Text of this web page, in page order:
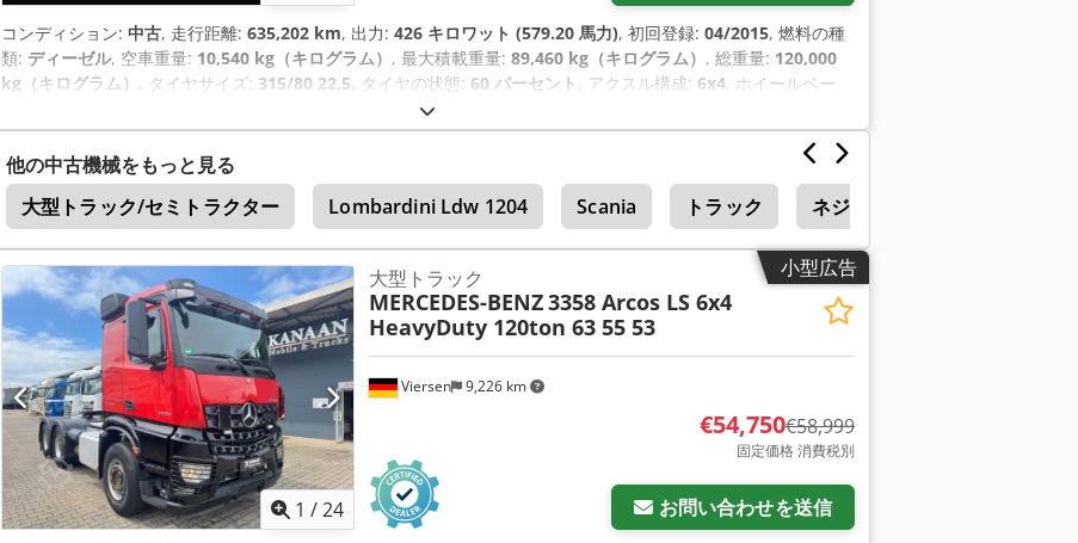
コンディション: 中古, 走行距離: 635,202 km, 出力: 426 キロワット (579.20 馬力), 初回登録: 04/2015, 燃料の種
類: ディーゼル, 空車重量: 10,540 kg（キログラム） , 最大積載重量: 89,460 kg（キログラム） , 総重量: 120,000
kg（キログラム） , タイヤサイズ: 315/80 22,5, タイヤの状態: 60 パーセント , アクスル構成: 6x4, ホイールベー
スリーパーキャブ
ユーロ6, サスペンション:スチール-エア, 製造年:2015, 稼働時間:635,202 h, フロントタイヤサイズ:315/80
22,5, 後輪タイヤサイズ:315/80 22,5
ABS（アンチロック・ブレーキ・システム）, すすフィル
ター, イモビライザーシステム, エアコン, エアバッグ, キャビン, クルーズコントロール, デファレンシャルロック,
トラック登録, パーキングヒーター, フォグランプ, 車載コンピュータ,
他の中古機械をもっと見る
大型トラック/セミトラクター
Lombardini Ldw 1204 Scania トラック ネジ ラック
小型広告
1 /24
Viersen 9,226 km
大型トラック
MERCEDES-BENZ3358 Arcos LS 6x4
HeavyDuty 120ton 63 55 53
€54,750€58,999
固定価格 消費税別
お問い合わせを送信